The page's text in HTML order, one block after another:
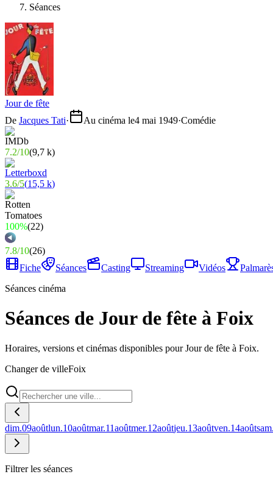
Séances
Jour de fête
De Jacques Tati· Au cinéma le4 mai 1949·Comédie
7.2/10(9,7 k)
3.6/5(15,5 k)
100%(22)
7.8/10(26)
Fiche
Séances Casting Streaming Vidéos
Séances cinéma
Séances de Jour de fête à Foix
Horaires, versions et cinémas disponibles pour Jour de fête à Foix.
Changer de villeFoix
dim.09aoûtlun.10aoûtmar.11aoûtmer.12aoûtjeu.13aoûtven.14aoûtsam.
Filtrer les séances